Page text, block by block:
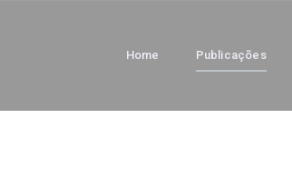
Home Publicações